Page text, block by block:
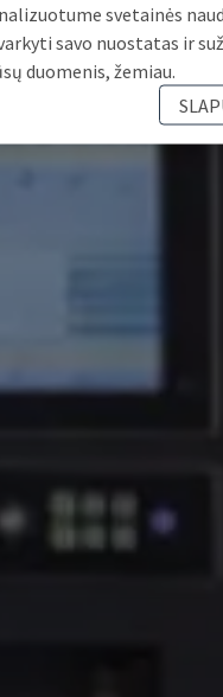
svetainės
savo nuostatas ir
duomenis, žemiau.